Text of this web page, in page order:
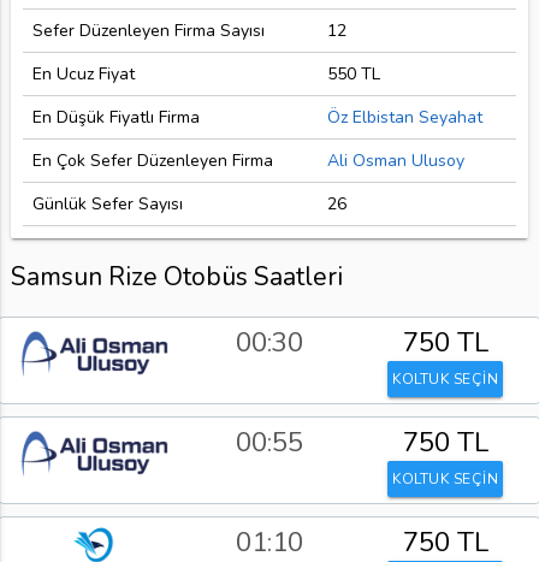
Sefer Düzenleyen Firma Sayısı
12
En Ucuz Fiyat
550 TL
En Düşük Fiyatlı Firma
Öz Elbistan Seyahat
En Çok Sefer Düzenleyen Firma
Ali Osman Ulusoy
Günlük Sefer Sayısı
26
Samsun Rize Otobüs Saatleri
00:30 750 TL
KOLTUK SEÇİN
00:55 750 TL
KOLTUK SEÇİN
01:10 750 TL